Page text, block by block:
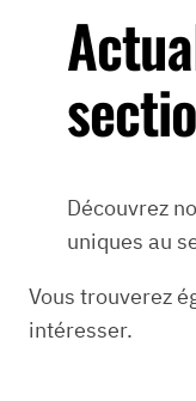
Découvrez
uniques au
Vous trouverez
intéresser.